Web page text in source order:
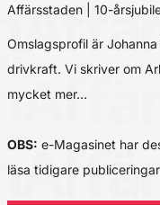
Affärsstaden | 10-
Omslagsprofil är
drivkraft. Vi skriver om
mycket mer…
OBS: e-Magasinet har
läsa tidigare